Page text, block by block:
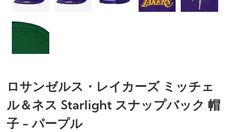
ロサンゼルス・レイカーズ ミッチェ
ル＆ネス Starlight スナップバック 帽
子 - パープル